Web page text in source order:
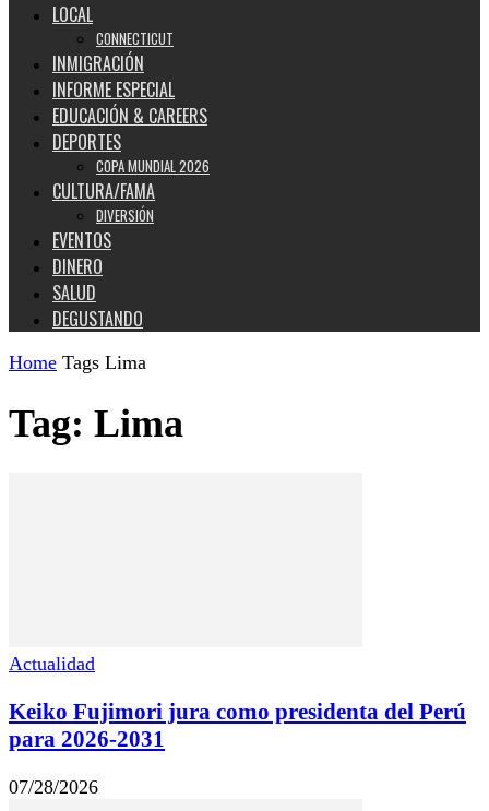
LOCAL
CONNECTICUT
INMIGRACIÓN
INFORME ESPECIAL
EDUCACIÓN & CAREERS
DEPORTES
COPA MUNDIAL 2026
CULTURA/FAMA
DIVERSIÓN
EVENTOS
DINERO
SALUD
DEGUSTANDO
Home Tags Lima
Tag: Lima
Actualidad
Keiko Fujimori jura como presidenta del Perú
para 2026-2031
07/28/2026